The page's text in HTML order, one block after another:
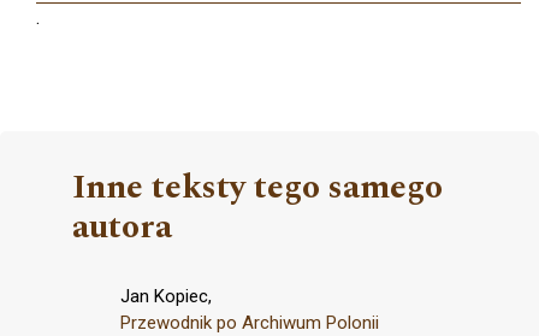
.
Inne teksty tego samego
autora
Jan Kopiec,
Przewodnik po Archiwum Polonii